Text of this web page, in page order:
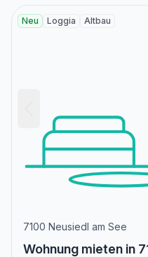
Neu Loggia Altbau
7100 Neusiedl am See
Wohnung mieten in